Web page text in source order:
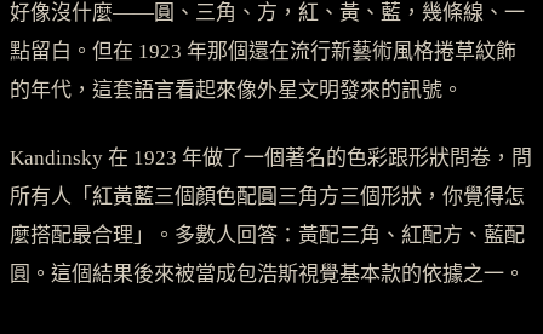
好像沒什麼——圓、三角、方，紅、黃、藍，幾條線、一
點留白。但在 1923 年那個還在流行新藝術風格捲草紋飾
的年代，這套語言看起來像外星文明發來的訊號。
Kandinsky 在 1923 年做了一個著名的色彩跟形狀問卷，問
所有人「紅黃藍三個顏色配圓三角方三個形狀，你覺得怎
麼搭配最合理」。多數人回答：黃配三角、紅配方、藍配
圓。這個結果後來被當成包浩斯視覺基本款的依據之一。